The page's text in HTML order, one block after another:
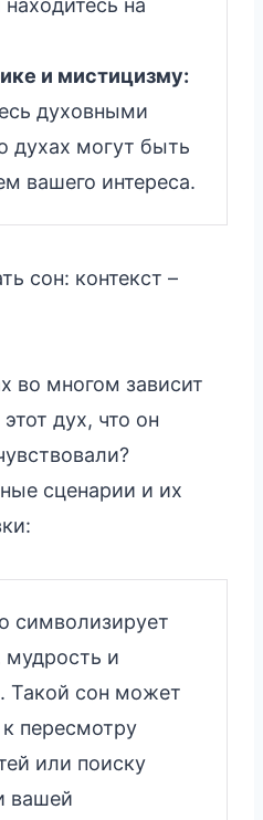
на
и мистицизму:
духовными
духах могут быть
вашего интереса.
сон: контекст –
во многом зависит
дух, что он
сценарии и их
символизирует
и
Такой сон может
пересмотру
или поиску
вашей